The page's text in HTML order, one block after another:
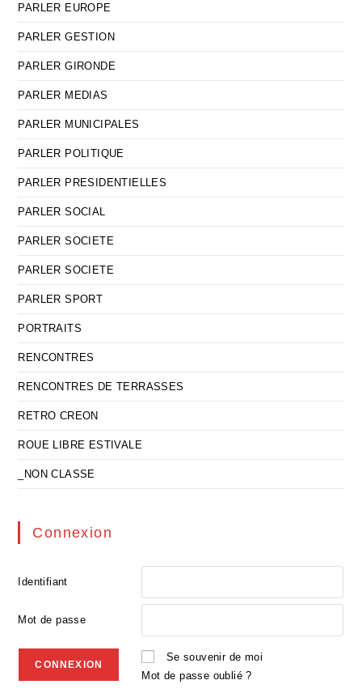
PARLER EUROPE
PARLER GESTION
PARLER GIRONDE
PARLER MEDIAS
PARLER MUNICIPALES
PARLER POLITIQUE
PARLER PRESIDENTIELLES
PARLER SOCIAL
PARLER SOCIETE
PARLER SOCIETE
PARLER SPORT
PORTRAITS
RENCONTRES
RENCONTRES DE TERRASSES
RETRO CREON
ROUE LIBRE ESTIVALE
_NON CLASSE
Connexion
Identifiant
Mot de passe
Se souvenir de moi
Mot de passe oublié ?